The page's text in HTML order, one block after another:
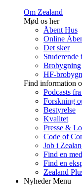
Om Zealand
Mød os her
Åbent Hus
Online
Det sker
Studerende
Brobygning
HF-
Find information
Podcasts
Forskning
Bestyrelse
Kvalitet
Presse &
Code of
Job i
Find en
Find en
Zealand
Nyheder Menu